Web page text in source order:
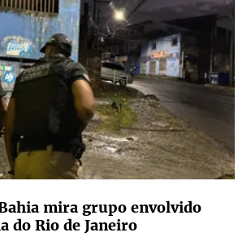
mira grupo envolvido
do Rio de Janeiro